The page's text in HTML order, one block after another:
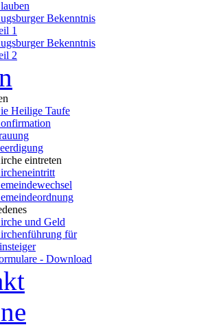
Bekenntnis
1
Bekenntnis
2
Heilige Taufe
eintreten
und Geld
für
- Download